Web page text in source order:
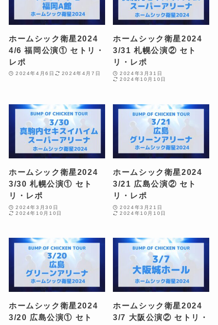
ホームシック衛星2024
4/6 福岡公演① セトリ・
レポ
2024年4月6日 2024年4月7日
ホームシック衛星2024
3/31 札幌公演② セト
リ・レポ
2024年3月31日
2024年10月10日
ホームシック衛星2024
3/30 札幌公演① セト
リ・レポ
2024年3月30日
2024年10月10日
ホームシック衛星2024
3/21 広島公演② セト
リ・レポ
2024年3月21日
2024年10月10日
ホームシック衛星2024
3/20 広島公演① セト
ホームシック衛星2024
3/7 大阪公演② セトリ・